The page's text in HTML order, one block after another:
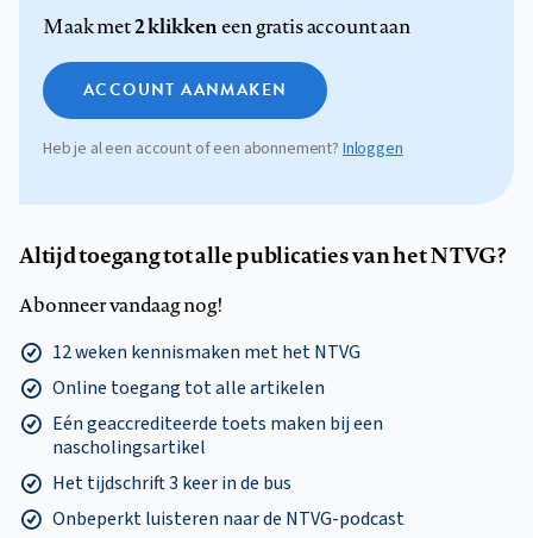
Maak met2 klikkeneen gratis account aan
ACCOUNT AANMAKEN
Heb je al een account of een abonnement? Inloggen
Altijd toegang tot alle publicaties van het NTVG?
Abonneer vandaag nog!
12 weken kennismaken met het NTVG
Online toegang tot alle artikelen
Eén geaccrediteerde toets maken bij een
nascholingsartikel
Het tijdschrift 3 keer in de bus
Onbeperkt luisteren naar de NTVG-podcast